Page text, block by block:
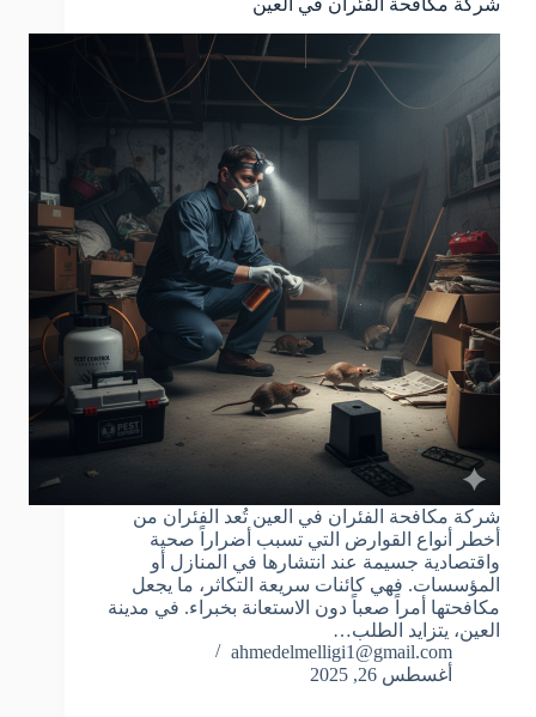
شركة مكافحة الفئران في العين
شركة مكافحة الفئران في العين تُعد الفئران من
أخطر أنواع القوارض التي تسبب أضراراً صحية
واقتصادية جسيمة عند انتشارها في المنازل أو
المؤسسات. فهي كائنات سريعة التكاثر، ما يجعل
مكافحتها أمراً صعباً دون الاستعانة بخبراء. في مدينة
العين، يتزايد الطلب…
ahmedelmelligi1@gmail.com
أغسطس 26, 2025